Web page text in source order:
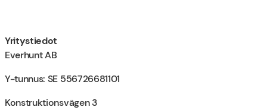
Yritystiedot
Everhunt AB
Y-tunnus: SE 556726681101
Konstruktionsvägen 3